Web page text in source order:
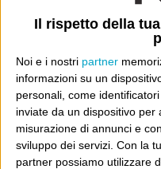
Il rispetto della
Noi e i nostri partner
informazioni su un
personali, come
inviate da un dispositivo per
misurazione di annunci e
sviluppo dei servizi. Con la
partner possiamo utilizzare
dichiarerebbero più dei
tutti i quotidiani. Le
complicate e...
Repertorio
31 Agosto 2011